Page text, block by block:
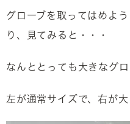
グローブを取ってはめよ
り、見てみると・・・
なんととっても大きなグ
左が通常サイズで、右が大